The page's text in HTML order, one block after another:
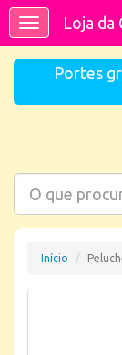
ToggleLoja da
Portes
Início